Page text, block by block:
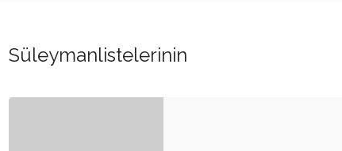
Süleymanlistelerinin